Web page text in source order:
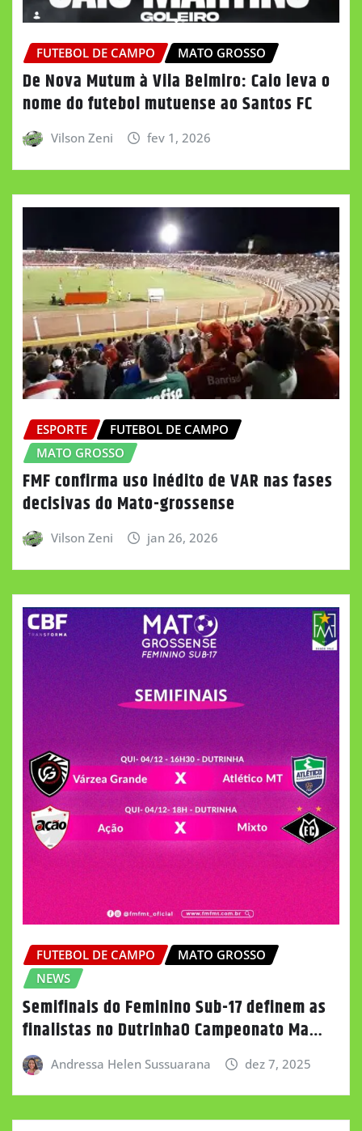
FUTEBOL DE CAMPO MATO GROSSO
De Nova Mutum à Vila Belmiro: Caio leva o
nome do futebol mutuense ao Santos FC
Vilson Zeni fev 1, 2026
ESPORTE
FUTEBOL DE CAMPO
MATO GROSSO
FMF confirma uso inédito de VAR nas fases
decisivas do Mato-grossense
Vilson Zeni jan 26, 2026
FUTEBOL DE CAMPO
MATO GROSSO
NEWS
Semifinais do Feminino Sub-17 definem as
finalistas no DutrinhaO Campeonato Ma…
Andressa Helen Sussuarana dez 7, 2025